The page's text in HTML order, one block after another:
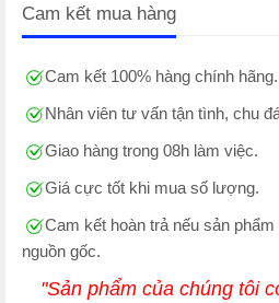
Cam kết mua hàng
Cam kết 100% hàng chính hãng.
Nhân viên tư vấn tận tình, chu
Giao hàng trong 08h làm việc.
Giá cực tốt khi mua số lượng.
Cam kết hoàn trả nếu sản
nguồn gốc.
"Sản phẩm của chúng tôi